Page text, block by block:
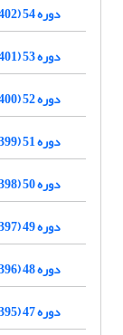
دوره 54 (1402)
دوره 53 (1401)
دوره 52 (1400)
دوره 51 (1399)
دوره 50 (1398)
دوره 49 (1397)
دوره 48 (1396)
دوره 47 (1395)